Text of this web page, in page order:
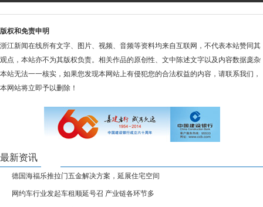
版权和免责申明
浙江新闻在线所有文字、图片、视频、音频等资料均来自互联网，不代表本站赞同其
观点，本站亦不为其版权负责。相关作品的原创性、文中陈述文字以及内容数据庞杂
本站无法一一核实，如果您发现本网站上有侵犯您的合法权益的内容，请联系我们，
本网站将立即予以删除！
最新资讯
德国海福乐推拉门五金解决方案，延展住宅空间
网约车行业发起车租顺延号召 产业链各环节多